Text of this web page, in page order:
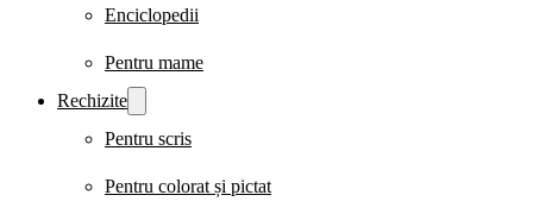
Enciclopedii
Pentru mame
Rechizite
Pentru scris
Pentru colorat și pictat